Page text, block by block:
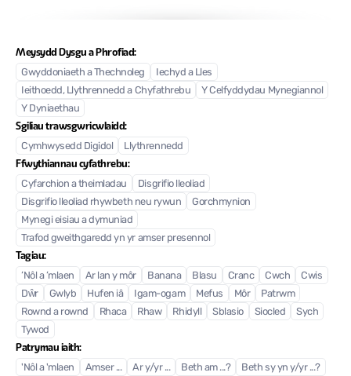
Meysydd Dysgu a Phrofiad:
Gwyddoniaeth a Thechnoleg
Iechyd a Lles
Ieithoedd, Llythrennedd a Chyfathrebu
Y Celfyddydau Mynegiannol
Y Dyniaethau
Sgiliau trawsgwricwlaidd:
Cymhwysedd Digidol Llythrennedd
Ffwythiannau cyfathrebu:
Cyfarchion a theimladau
Disgrifio lleoliad
Disgrifio lleoliad rhywbeth neu rywun
Gorchmynion
Mynegi eisiau a dymuniad
Trafod gweithgaredd yn yr amser presennol
Tagiau:
’Nôl a ’mlaen Ar lan y môr Banana Blasu Cranc Cwch
Cwis
Dŵr
Gwlyb Hufen iâ Igam-ogam Mefus Môr
Patrwm
Rownd a rownd
Rhaca Rhaw Rhidyll Sblasio Siocled
Sych
Tywod
Patrymau iaith:
'Nôl a 'mlaen Amser ... Ar y/yr ... Beth am ...?
Beth sy yn y/yr ...?